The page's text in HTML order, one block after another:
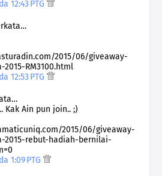
12:43 PTG
2015/06/giveaway-
RM3100.html
12:53 PTG
Kak Ain pun join.. ;)
2015/06/giveaway-
2015-rebut-hadiah-bernilai-
1:09 PTG